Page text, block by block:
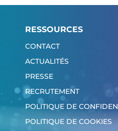
RESSOURCES
CONTACT
ACTUALITÉS
PRESSE
RECRUTEMENT
POLITIQUE DE
POLITIQUE DE COOKIES